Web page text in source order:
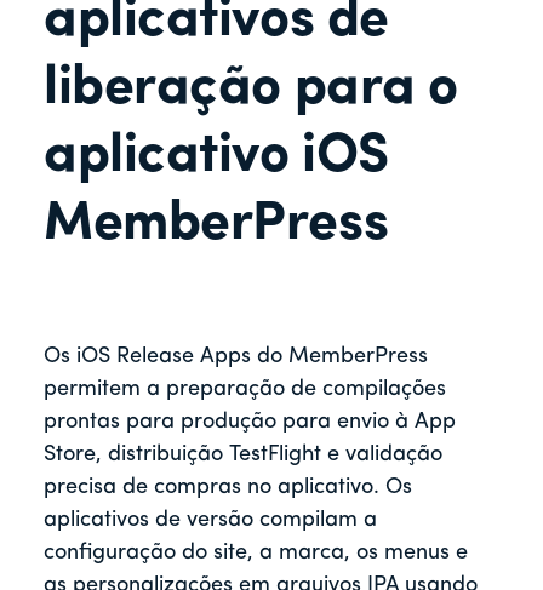
aplicativos de
liberação para o
aplicativo iOS
MemberPress
Os iOS Release Apps do MemberPress
permitem a preparação de compilações
prontas para produção para envio à App
Store, distribuição TestFlight e validação
precisa de compras no aplicativo. Os
aplicativos de versão compilam a
configuração do site, a marca, os menus e